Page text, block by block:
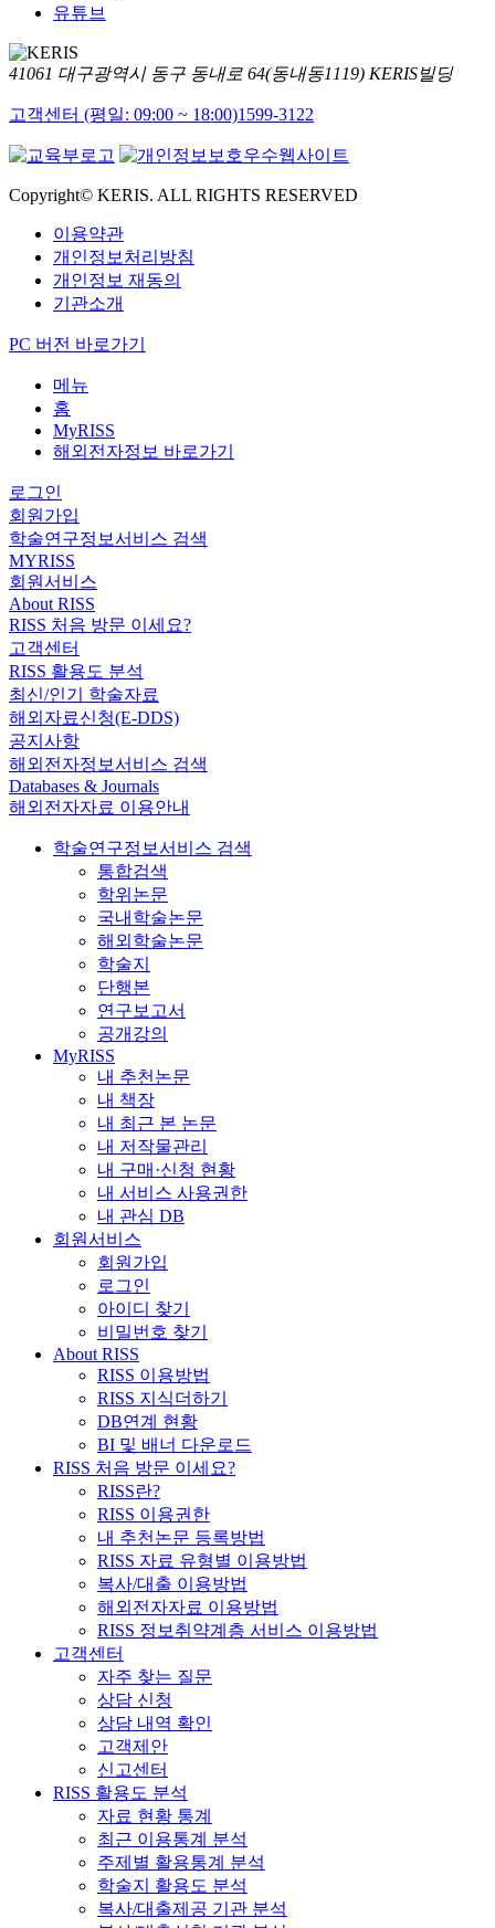
유튜브
41061 대구광역시 동구 동내로 64(동내동1119) KERIS빌딩
고객센터 (평일: 09:00 ~ 18:00)1599-3122
Copyright© KERIS. ALL RIGHTS RESERVED
이용약관
개인정보처리방침
개인정보 재동의
기관소개
PC 버전 바로가기
메뉴
홈
MyRISS
해외전자정보 바로가기
로그인
회원가입
학술연구정보서비스 검색
MYRISS
회원서비스
About RISS
RISS 처음 방문 이세요?
고객센터
RISS 활용도 분석
최신/인기 학술자료
해외자료신청(E-DDS)
공지사항
해외전자정보서비스 검색
Databases & Journals
해외전자자료 이용안내
학술연구정보서비스 검색
통합검색
학위논문
국내학술논문
해외학술논문
학술지
단행본
연구보고서
공개강의
MyRISS
내 추천논문
내 책장
내 최근 본 논문
내 저작물관리
내 구매·신청 현황
내 서비스 사용권한
내 관심 DB
회원서비스
회원가입
로그인
아이디 찾기
비밀번호 찾기
About RISS
RISS 이용방법
RISS 지식더하기
DB연계 현황
BI 및 배너 다운로드
RISS 처음 방문 이세요?
RISS란?
RISS 이용권한
내 추천논문 등록방법
RISS 자료 유형별 이용방법
복사/대출 이용방법
해외전자자료 이용방법
RISS 정보취약계층 서비스 이용방법
고객센터
자주 찾는 질문
상담 신청
상담 내역 확인
고객제안
신고센터
RISS 활용도 분석
자료 현황 통계
최근 이용통계 분석
주제별 활용통계 분석
학술지 활용도 분석
복사/대출제공 기관 분석